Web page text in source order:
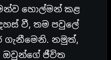
හොල්මන් කළ
වී, තම පවුලේ
ගැනීමෙනි. නමුත්,
ඔවුන්ගේ ජීවිත